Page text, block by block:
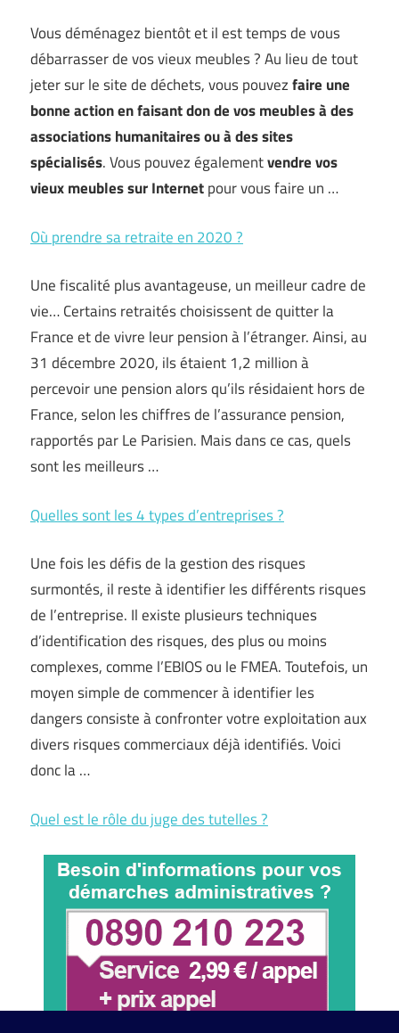
Vous déménagez bientôt et il est temps de vous
débarrasser de vos vieux meubles ? Au lieu de tout
jeter sur le site de déchets, vous pouvezfaire une
bonne action en faisant don de vos meubles à des
associations humanitaires ou à des sites
spécialisés. Vous pouvez égalementvendre vos
vieux meubles sur Internetpour vous faire un …
Où prendre sa retraite en 2020 ?
Une fiscalité plus avantageuse, un meilleur cadre de
vie… Certains retraités choisissent de quitter la
France et de vivre leur pension à l’étranger. Ainsi, au
31 décembre 2020, ils étaient 1,2 million à
percevoir une pension alors qu’ils résidaient hors de
France, selon les chiffres de l’assurance pension,
rapportés par Le Parisien. Mais dans ce cas, quels
sont les meilleurs …
Quelles sont les 4 types d’entreprises ?
Une fois les défis de la gestion des risques
surmontés, il reste à identifier les différents risques
de l’entreprise. Il existe plusieurs techniques
d’identification des risques, des plus ou moins
complexes, comme l’EBIOS ou le FMEA. Toutefois, un
moyen simple de commencer à identifier les
dangers consiste à confronter votre exploitation aux
divers risques commerciaux déjà identifiés. Voici
donc la …
Quel est le rôle du juge des tutelles ?